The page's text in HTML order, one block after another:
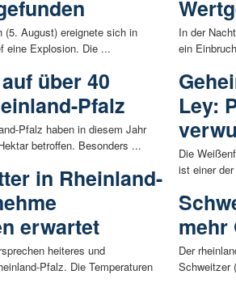
(5. August) ereignete sich in
eine Explosion. Die ...
über 40
Pfalz
Pfalz haben in diesem Jahr
betroffen. Besonders ...
in Rheinland-
erwartet
heiteres und
Pfalz. Die Temperaturen
In der
ein
Ley:
Die
ist einer
mehr
Der
Schweitzer